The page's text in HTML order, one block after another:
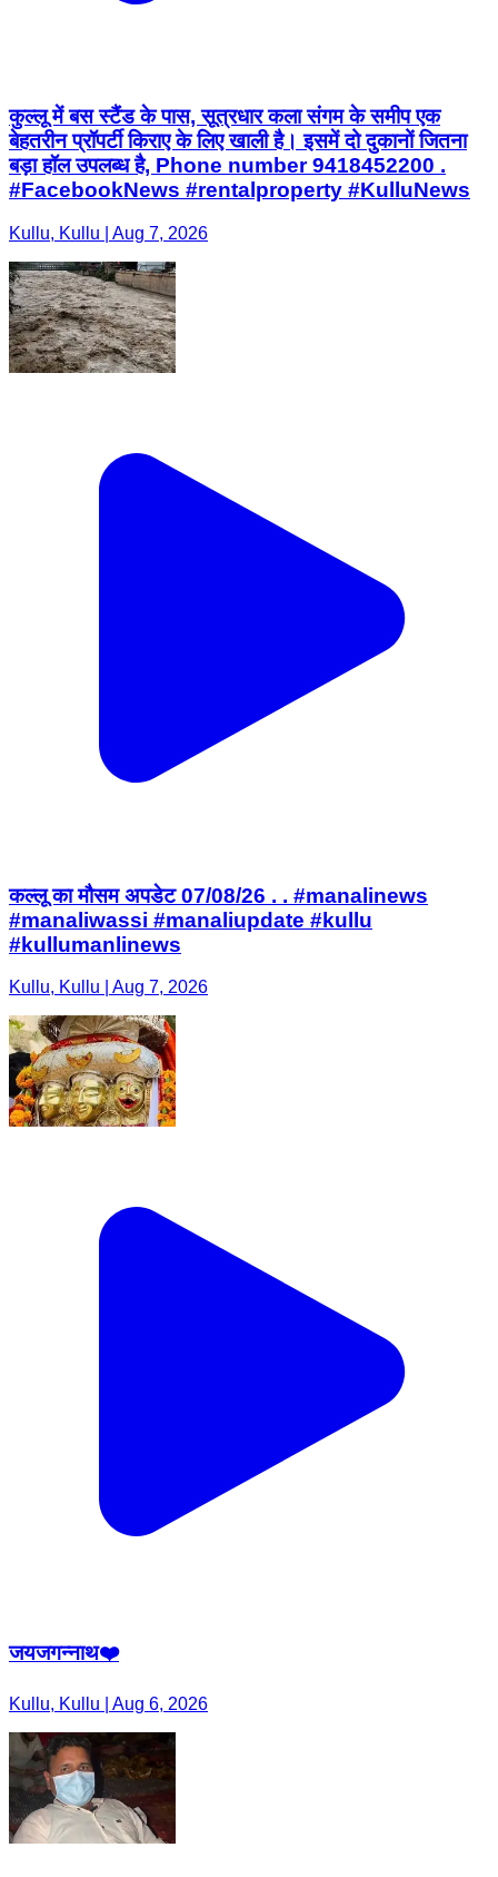
कुल्लू में बस स्टैंड के पास, सूत्रधार कला संगम के समीप एक
बेहतरीन प्रॉपर्टी किराए के लिए खाली है। इसमें दो दुकानों जितना
बड़ा हॉल उपलब्ध है, Phone number 9418452200 .
#FacebookNews #rentalproperty #KulluNews
Kullu, Kullu | Aug 7, 2026
कल्लू का मौसम अपडेट 07/08/26 . . #manalinews
#manaliwassi #manaliupdate #kullu
#kullumanlinews
Kullu, Kullu | Aug 7, 2026
जयजगन्नाथ❤️
Kullu, Kullu | Aug 6, 2026